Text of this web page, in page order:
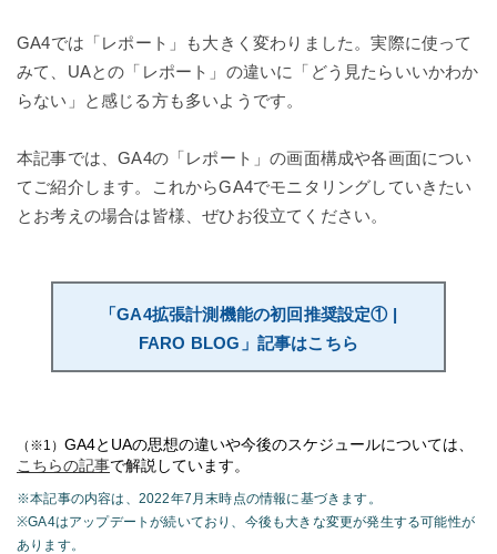
GA4では「レポート」も大きく変わりました。実際に使って
みて、UAとの「レポート」の違いに「どう見たらいいかわか
らない」と感じる方も多いようです。
本記事では、GA4の「レポート」の画面構成や各画面につい
てご紹介します。これからGA4でモニタリングしていきたい
とお考えの場合は皆様、ぜひお役立てください。
「GA4拡張計測機能の初回推奨設定① |
FARO BLOG」記事はこちら
（※1） GA4とUAの思想の違いや今後のスケジュールについては、
こちらの記事で解説しています。
※本記事の内容は、2022年7月末時点の情報に基づきます。
※GA4はアップデートが続いており、今後も大きな変更が発生する可能性が
あります。